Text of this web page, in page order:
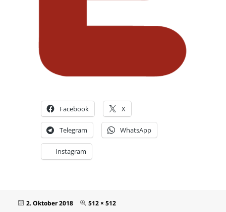
Facebook X
Telegram WhatsApp
Instagram
Veröffentlicht
2. Oktober 2018 Originalgröße
512 × 512